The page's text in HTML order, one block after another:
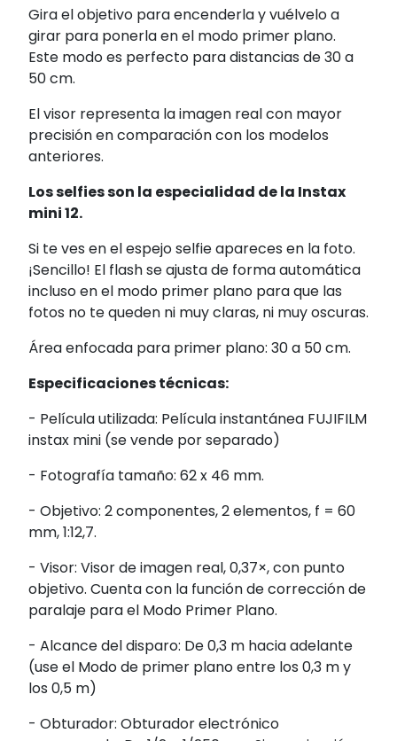
Gira el objetivo para encenderla y vuélveloa
girar para ponerla en el modo primer plano.
Este modo es perfecto para distancias de30 a
50 cm.
El visor representa la imagen real con mayor
precisión en comparación con los modelos
anteriores.
Los selfies son la especialidad de la Instax
mini 12.
Si te ves en el espejo selfieapareces en la foto.
¡Sencillo! El flash se ajusta de forma automática
incluso en el modo primer plano para que las
fotos no te queden ni muy claras, ni muy oscuras.
Área enfocada para primer plano: 30 a 50 cm.
Especificaciones técnicas:
- Película utilizada: Película instantánea FUJIFILM
instax mini (se vende por separado)
- Fotografía tamaño: 62 x 46 mm.
- Objetivo: 2 componentes, 2 elementos, f = 60
mm, 1:12,7.
- Visor: Visor de imagen real, 0,37×, con punto
objetivo. Cuenta con la función de corrección de
paralaje para el Modo Primer Plano.
- Alcance del disparo: De 0,3 m hacia adelante
(use el Modo de primer plano entre los 0,3 m y
los 0,5 m)
- Obturador: Obturador electrónico